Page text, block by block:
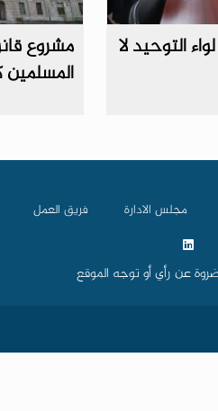
التوحيد لا
مشروع
المسلمين
مجلس الادارة فريق العمل
عن رأي أو توجه الموقع